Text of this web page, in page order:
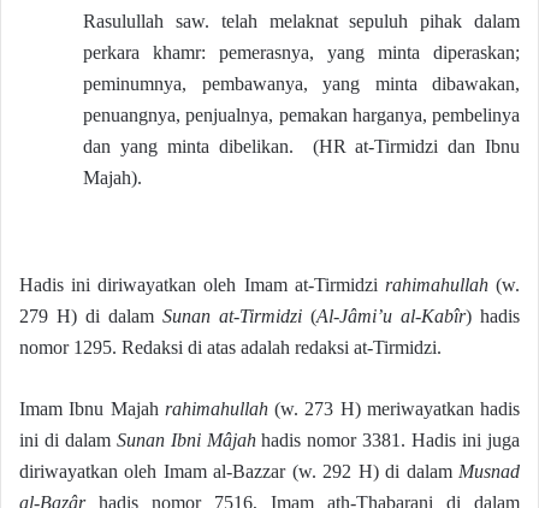
Rasulullah saw. telah melaknat sepuluh pihak dalam
perkara khamr: pemerasnya, yang minta diperaskan;
peminumnya, pembawanya, yang minta dibawakan,
penuangnya, penjualnya, pemakan harganya, pembelinya
dan yang minta dibelikan.
(HR at-Tirmidzi dan Ibnu
Majah).
Hadis ini diriwayatkan oleh Imam at-Tirmidzi rahimahullah(w.
279 H) di dalam Sunan at-Tirmidzi (Al-Jâmi’u al-Kabîr) hadis
nomor 1295. Redaksi di atas adalah redaksi at-Tirmidzi.
Imam Ibnu Majah rahimahullah(w. 273 H) meriwayatkan hadis
ini di dalam Sunan Ibni Mâjahhadis nomor 3381. Hadis ini juga
diriwayatkan oleh Imam al-Bazzar (w. 292 H) di dalam Musnad
al-Bazârhadis nomor 7516, Imam ath-Thabarani di dalam